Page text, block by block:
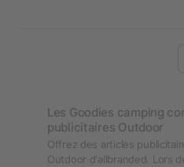
Les Goodies camping
publicitaires Outdoor
Offrez des articles
Outdoor d'allbranded. Lors